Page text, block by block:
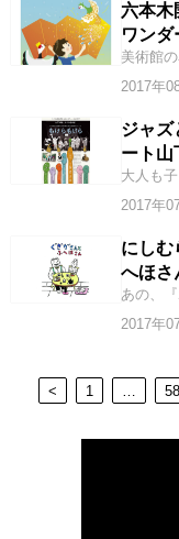
六本
ワン
美術館
2017年
ジャズ
ート山
大人も
2017年
にしむ
へほさ
あの、
2017年
< 1 … 58